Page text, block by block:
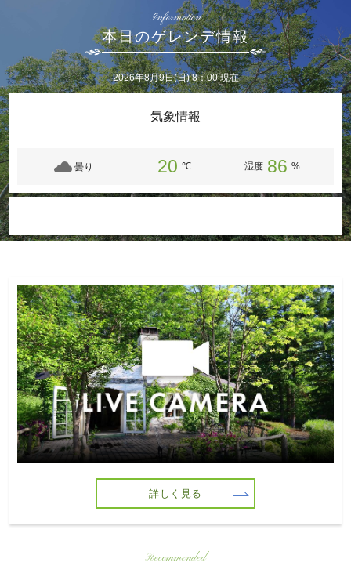
Information
本日のゲレンデ情報
2026年8月9日(日) 8：00 現在
気象情報
曇り 20 ℃ 湿度 86 %
詳しく見る
Recommended